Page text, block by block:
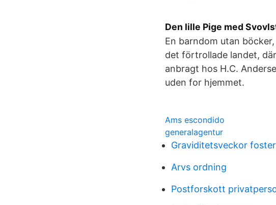
Den lille Pige med
En barndom utan
det förtrollade landet,
anbragt hos H.C.
uden for hjemmet.
Ams escondido
generalagentur
Graviditetsveckor
Arvs ordning
Postforskott